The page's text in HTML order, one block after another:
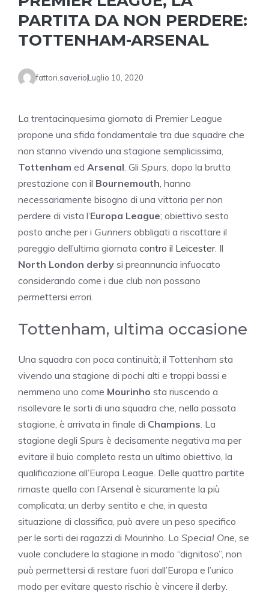
PARTITA DA NON PERDERE:
TOTTENHAM-ARSENAL
fattori.saverioLuglio 10, 2020
La trentacinquesima giornata di Premier League
propone una sfida fondamentale tra due squadre che
non stanno vivendo una stagione semplicissima,
Tottenham ed Arsenal. Gli Spurs, dopo la brutta
prestazione con il Bournemouth, hanno
necessariamente bisogno di una vittoria per non
perdere di vista l’Europa League; obiettivo sesto
posto anche per i Gunners obbligati a riscattare il
pareggio dell’ultima giornata contro il Leicester. Il
North London derby si preannuncia infuocato
considerando come i due club non possano
permettersi errori.
Tottenham, ultima occasione
Una squadra con poca continuità; il Tottenham sta
vivendo una stagione di pochi alti e troppi bassi e
nemmeno uno come Mourinho sta riuscendo a
risollevare le sorti di una squadra che, nella passata
stagione, è arrivata in finale di Champions. La
stagione degli Spurs è decisamente negativa ma per
evitare il buio completo resta un ultimo obiettivo, la
qualificazione all’Europa League. Delle quattro partite
rimaste quella con l’Arsenal è sicuramente la più
complicata; un derby sentito e che, in questa
situazione di classifica, può avere un peso specifico
per le sorti dei ragazzi di Mourinho. Lo Special One, se
vuole concludere la stagione in modo “dignitoso”, non
può permettersi di restare fuori dall’Europa e l’unico
modo per evitare questo rischio è vincere il derby.